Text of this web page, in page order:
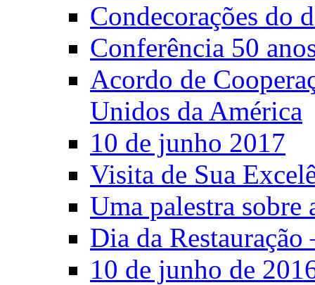
Condecorações do
Conferência 50
Acordo de
Unidos da América
10 de junho 2017
Visita de Sua
Uma palestra sobre
Dia da Restauração
10 de junho de